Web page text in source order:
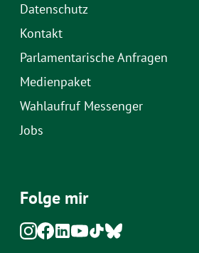
Datenschutz
Kontakt
Parlamentarische Anfragen
Medienpaket
Wahlaufruf Messenger
Jobs
Folge mir